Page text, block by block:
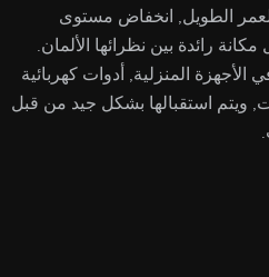
الطويل, انخفاض مستوى
رائدة بين نظرائها الألمان.
المنزلية, أدوات كهربائية
ويتم استقبالها بشكل جيد من قبل